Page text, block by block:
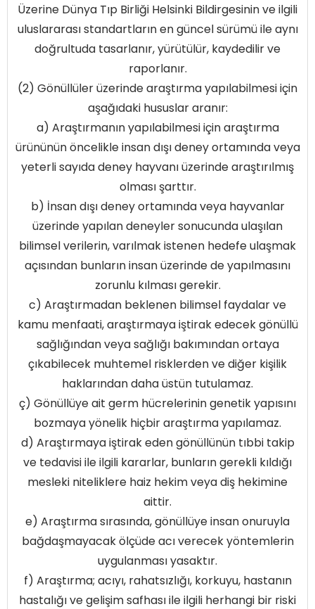
Üzerine Dünya Tıp Birliği Helsinki Bildirgesinin ve ilgili
uluslararası standartların en güncel sürümü ile aynı
doğrultuda tasarlanır, yürütülür, kaydedilir ve
raporlanır.
(2) Gönüllüler üzerinde araştırma yapılabilmesi için
aşağıdaki hususlar aranır:
a) Araştırmanın yapılabilmesi için araştırma
ürününün öncelikle insan dışı deney ortamında veya
yeterli sayıda deney hayvanı üzerinde araştırılmış
olması şarttır.
b) İnsan dışı deney ortamında veya hayvanlar
üzerinde yapılan deneyler sonucunda ulaşılan
bilimsel verilerin, varılmak istenen hedefe ulaşmak
açısından bunların insan üzerinde de yapılmasını
zorunlu kılması gerekir.
c) Araştırmadan beklenen bilimsel faydalar ve
kamu menfaati, araştırmaya iştirak edecek gönüllü
sağlığından veya sağlığı bakımından ortaya
çıkabilecek muhtemel risklerden ve diğer kişilik
haklarından daha üstün tutulamaz.
ç) Gönüllüye ait germ hücrelerinin genetik yapısını
bozmaya yönelik hiçbir araştırma yapılamaz.
d) Araştırmaya iştirak eden gönüllünün tıbbi takip
ve tedavisi ile ilgili kararlar, bunların gerekli kıldığı
mesleki niteliklere haiz hekim veya diş hekimine
aittir.
e) Araştırma sırasında, gönüllüye insan onuruyla
bağdaşmayacak ölçüde acı verecek yöntemlerin
uygulanması yasaktır.
f) Araştırma; acıyı, rahatsızlığı, korkuyu, hastanın
hastalığı ve gelişim safhası ile ilgili herhangi bir riski